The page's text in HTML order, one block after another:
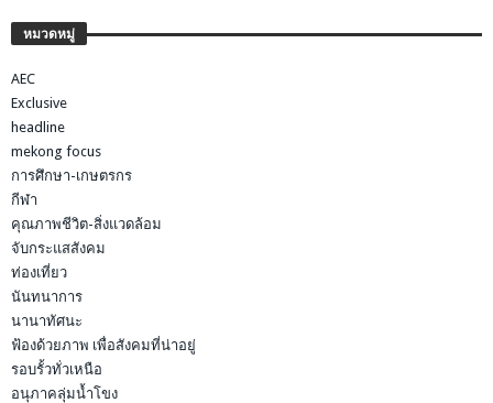
หมวดหมู่
AEC
Exclusive
headline
mekong focus
การศึกษา-เกษตรกร
กีฬา
คุณภาพชีวิต-สิ่งแวดล้อม
จับกระแสสังคม
ท่องเที่ยว
นันทนาการ
นานาทัศนะ
ฟ้องด้วยภาพ เพื่อสังคมที่น่าอยู่
รอบรั้วทั่วเหนือ
อนุภาคลุ่มน้ำโขง